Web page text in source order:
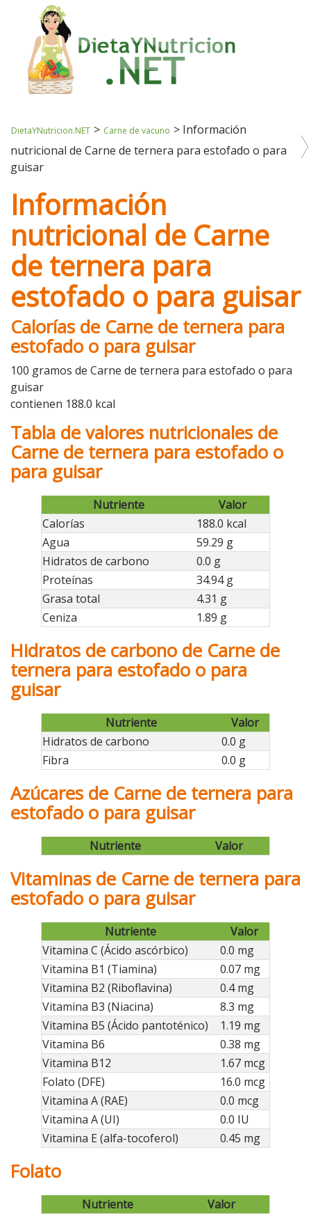
DietaYNutricion.NET > Carne de vacuno > Información
nutricional de Carne de ternera para estofado o para
guisar
Información
nutricional de Carne
de ternera para
estofado o para guisar
Calorías de Carne de ternera para
estofado o para guisar
100 gramos de Carne de ternera para estofado o para
guisar
contienen 188.0 kcal
Tabla de valores nutricionales de
Carne de ternera para estofado o
para guisar
Nutriente
Valor
Calorías
188.0 kcal
Agua
59.29 g
Hidratos de carbono
0.0 g
Proteínas
34.94 g
Grasa total
4.31 g
Ceniza
1.89 g
Hidratos de carbono de Carne de
ternera para estofado o para
guisar
Nutriente
Valor
Hidratos de carbono
0.0 g
Fibra
0.0 g
Azúcares de Carne de ternera para
estofado o para guisar
Nutriente Valor
Vitaminas de Carne de ternera para
estofado o para guisar
Nutriente
Valor
Vitamina C (Ácido ascórbico)
0.0 mg
Vitamina B1 (Tiamina)
0.07 mg
Vitamina B2 (Riboflavina)
0.4 mg
Vitamina B3 (Niacina)
8.3 mg
Vitamina B5 (Ácido pantoténico)
1.19 mg
Vitamina B6
0.38 mg
Vitamina B12
1.67 mcg
Folato (DFE)
16.0 mcg
Vitamina A (RAE)
0.0 mcg
Vitamina A (UI)
0.0 IU
Vitamina E (alfa-tocoferol)
0.45 mg
Folato
Nutriente
Valor